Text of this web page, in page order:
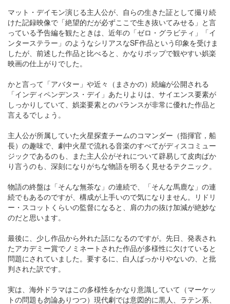
マット・デイモン演じる主人公が、自らの生きた証として撮り続
けた記録映像で「絶望的だが必ずここで生き抜いてみせる」と言
っている予告編を観たときは、近年の「ゼロ・グラビティ」「イ
ンターステラー」のようなシリアスなSF作品という印象を受けま
したが、前述した作品と比べると、かなりポップで観やすい娯楽
映画の仕上がりでした。
かと言って「アバター」や近々（まさかの）続編が公開される
「インディペンデンス・デイ」あたりよりは、サイエンス要素が
しっかりしていて、娯楽要素とのバランスが非常に優れた作品と
言えるでしょう。
主人公が所属していた火星探査チームのコマンダー（指揮官，船
長）の趣味で、劇中火星で流れる音楽のすべてがディスコミュー
ジックであるのも、また主人公がそれについて辟易して皮肉ばか
り言うのも、深刻になりがちな物語を明るく見せるテクニック。
物語の終盤は「そんな無茶な」の連続で、「そんな馬鹿な」の連
続でもあるのですが、構成が上手いので気になりません。リドリ
ー・スコットくらいの監督になると、肩の力の抜け加減が絶妙な
のだと思います。
最後に、少し作品から外れた話になるのですが。先日、発表され
たアカデミー賞でノミネートされた作品が多様性に欠けていると
問題にされていました。要するに、白人ばっかりやないの、と批
判された訳です。
実は、海外ドラマはこの多様性をかなり意識していて（マーケッ
トの問題も勿論ありつつ）現代劇では意図的に黒人、ラテン系、